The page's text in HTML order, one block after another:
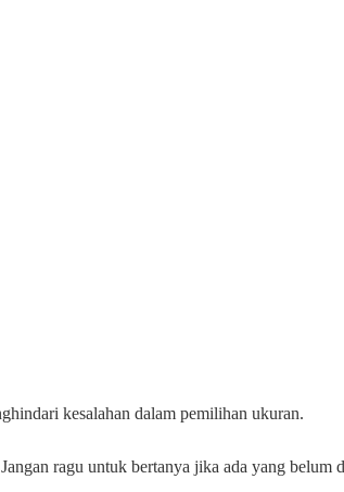
kesalahan dalam pemilihan ukuran.
ragu untuk bertanya jika ada yang belum